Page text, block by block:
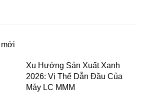
mới
Xu Hướng Sản Xuất Xanh
2026: Vị Thế Dẫn Đầu Của
Máy LC MMM